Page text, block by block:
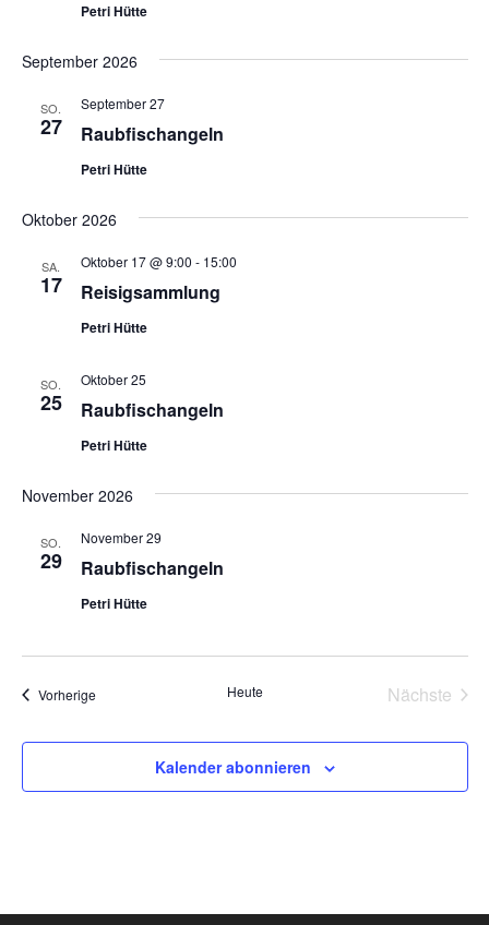
Petri Hütte
September 2026
SO.
27 Raubfischangeln
September 27
Petri Hütte
Oktober 2026
SA.
17 Reisigsammlung
Oktober 17 @ 9:00 - 15:00
Petri Hütte
SO.
25 Raubfischangeln
Oktober 25
Petri Hütte
November 2026
SO.
29 Raubfischangeln
November 29
Petri Hütte
VorherigeVeranstaltungen Heute
Nächste
Kalender abonnieren